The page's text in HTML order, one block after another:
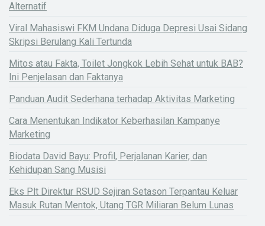
Alternatif
Viral Mahasiswi FKM Undana Diduga Depresi Usai Sidang
Skripsi Berulang Kali Tertunda
Mitos atau Fakta, Toilet Jongkok Lebih Sehat untuk BAB?
Ini Penjelasan dan Faktanya
Panduan Audit Sederhana terhadap Aktivitas Marketing
Cara Menentukan Indikator Keberhasilan Kampanye
Marketing
Biodata David Bayu: Profil, Perjalanan Karier, dan
Kehidupan Sang Musisi
Eks Plt Direktur RSUD Sejiran Setason Terpantau Keluar
Masuk Rutan Mentok, Utang TGR Miliaran Belum Lunas